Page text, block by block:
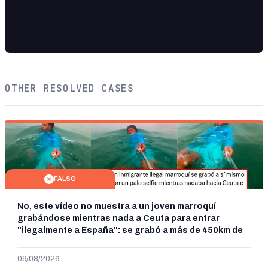
OTHER RESOLVED CASES
FALSO
No, este vídeo no muestra a un joven marroquí
grabándose mientras nada a Ceuta para entrar
"ilegalmente a España": se grabó a más de 450km de
06/08/2026